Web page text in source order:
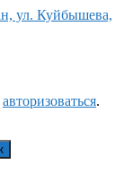
ул. Куйбышева,
авторизоваться.